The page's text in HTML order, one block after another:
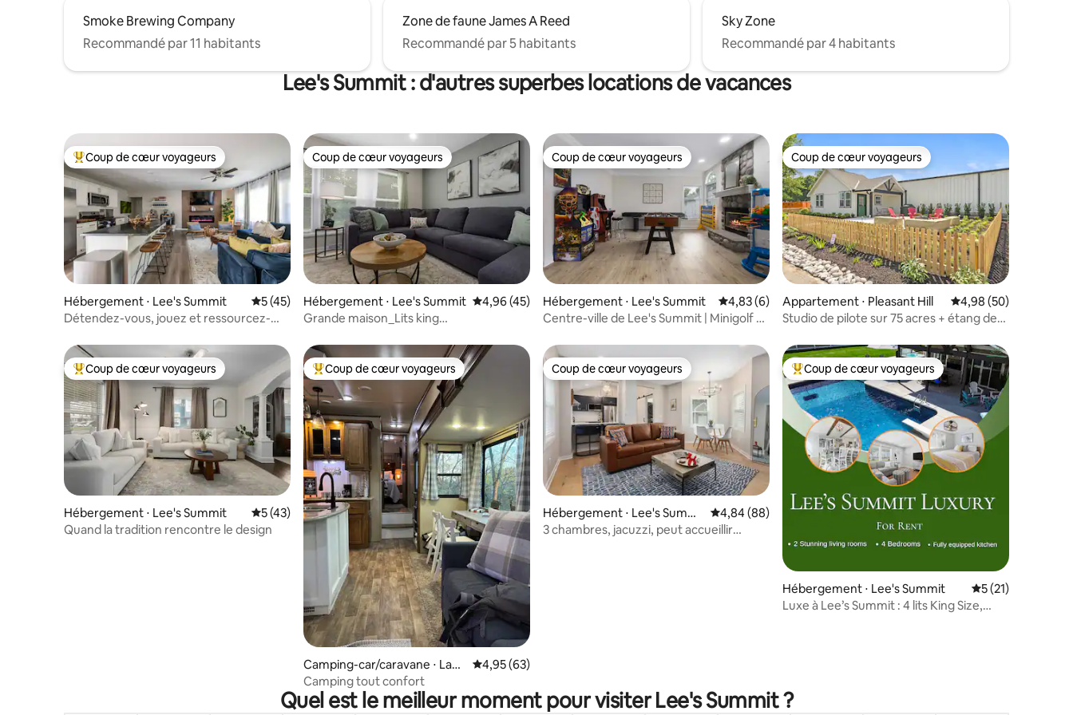
Smoke Brewing Company
Recommandé par 11 habitants
Zone de faune James A Reed
Recommandé par 5 habitants
Sky Zone
Recommandé par 4 habitants
Lee's Summit : d'autres superbes locations de vacances
Coups de cœur voyageurs les plus appréciés
Coup de cœur voyageurs
Hébergement ⋅ Lee's Summit Évaluation moyenne sur la base de 45 commentaires : 5 sur 5
5 (45)
Détendez-vous, jouez et ressourcez-
Coup de cœur voyageurs
Coup de cœur voyageurs
Hébergement ⋅ Lee's Summit Évaluation moyenne sur la base de 45 commentaires : 4,96 sur 5
4,96 (45)
Grande maison_Lits king
fléchettes_Jardin clôturé
Coup de cœur voyageurs
Coup de cœur voyageurs
Hébergement ⋅ Lee's Summit Évaluation moyenne sur la base de 6 commentaires : 4,83 sur 5
4,83 (6)
Centre-ville de Lee's Summit | Minigolf et
Coup de cœur voyageurs
Coup de cœur voyageurs
Appartement ⋅ Pleasant Hill Évaluation moyenne
4,98 (50)
Studio de pilote sur 75 acres + étang de
Coups de cœur voyageurs les plus appréciés
Coup de cœur voyageurs
Hébergement ⋅ Lee's Summit Évaluation moyenne sur la base de 43 commentaires : 5 sur 5
5 (43)
Quand la tradition rencontre le design
Coups de cœur voyageurs les plus appréciés
Coup de cœur voyageurs
Camping-car/caravane ⋅ Lake
Lotawana
Évaluation moyenne sur la base de 63 commentaires : 4,95 sur 5
4,95 (63)
Camping tout confort
Coup de cœur voyageurs
Coup de cœur voyageurs
Hébergement ⋅ Lee's Summi
t
Évaluation moyenne sur la base de 88 commentaires : 4,84 sur 5
4,84 (88)
3 chambres, jacuzzi, peut accueillir
Coups de cœur voyageurs les plus appréciés
Coup de cœur voyageurs
Hébergement ⋅ Lee's Summit Évaluation
5 (21)
Luxe à Lee’s Summit : 4 lits King Size,
Quel est le meilleur moment pour visiter Lee's Summit ?